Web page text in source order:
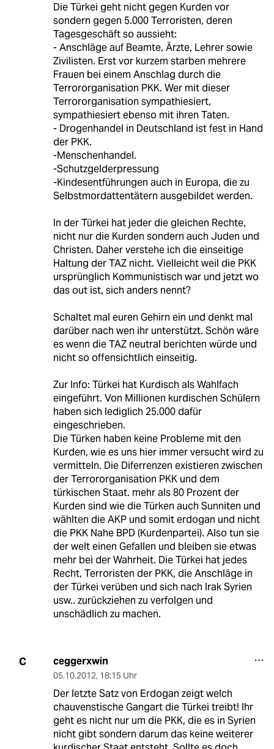
Die Türkei geht nicht gegen Kurden vor
sondern gegen 5.000 Terroristen, deren
Tagesgeschäft so aussieht:
- Anschläge auf Beamte, Ärzte, Lehrer sowie
Zivilisten. Erst vor kurzem starben mehrere
Frauen bei einem Anschlag durch die
Terrororganisation PKK. Wer mit dieser
Terrororganisation sympathiesiert,
sympathiesiert ebenso mit ihren Taten.
- Drogenhandel in Deutschland ist fest in Hand
der PKK.
-Menschenhandel.
-Schutzgelderpressung
-Kindesentführungen auch in Europa, die zu
Selbstmordattentätern ausgebildet werden.
In der Türkei hat jeder die gleichen Rechte,
nicht nur die Kurden sondern auch Juden und
Christen. Daher verstehe ich die einseitige
Haltung der TAZ nicht. Vielleicht weil die PKK
ursprünglich Kommunistisch war und jetzt wo
das out ist, sich anders nennt?
Schaltet mal euren Gehirn ein und denkt mal
darüber nach wen ihr unterstützt. Schön wäre
es wenn die TAZ neutral berichten würde und
nicht so offensichtlich einseitig.
Zur Info: Türkei hat Kurdisch als Wahlfach
eingeführt. Von Millionen kurdischen Schülern
haben sich lediglich 25.000 dafür
eingeschrieben.
Die Türken haben keine Probleme mit den
Kurden, wie es uns hier immer versucht wird zu
vermitteln. Die Diferrenzen existieren zwischen
der Terrororganisation PKK und dem
türkischen Staat. mehr als 80 Prozent der
Kurden sind wie die Türken auch Sunniten und
wählten die AKP und somit erdogan und nicht
die PKK Nahe BPD (Kurdenpartei). Also tun sie
der welt einen Gefallen und bleiben sie etwas
mehr bei der Wahrheit. Die Türkei hat jedes
Recht, Terroristen der PKK, die Anschläge in
der Türkei verüben und sich nach Irak Syrien
usw.. zurückziehen zu verfolgen und
unschädlich zu machen.
C ceggerxwin
05.10.2012, 18:15 Uhr
Der letzte Satz von Erdogan zeigt welch
chauvenstische Gangart die Türkei treibt! Ihr
geht es nicht nur um die PKK, die es in Syrien
nicht gibt sondern darum das keine weiterer